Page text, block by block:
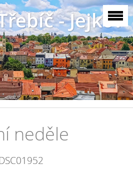
- Jejkov
neděle
DSC01952